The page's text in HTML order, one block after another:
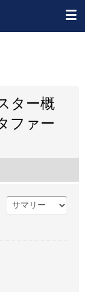
ター概
ファー